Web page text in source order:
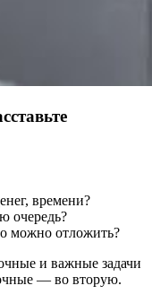
времени?
очередь?
можно отложить?
и важные задачи
— во вторую.